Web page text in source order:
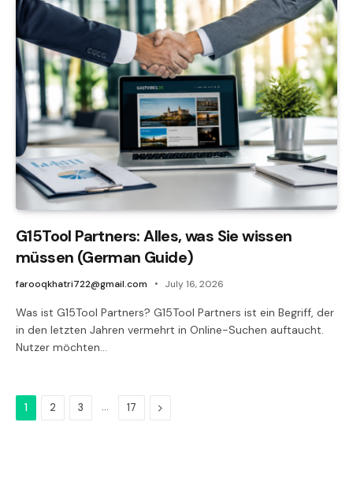
G15Tool Partners: Alles, was Sie wissen
müssen (German Guide)
farooqkhatri722@gmail.com July 16, 2026
Was ist G15Tool Partners? G15Tool Partners ist ein Begriff, der
in den letzten Jahren vermehrt in Online-Suchen auftaucht.
Nutzer möchten…
1 2 3 … 17 Next